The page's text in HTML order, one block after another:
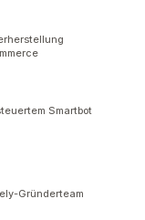
Smartbot
Gründerteam